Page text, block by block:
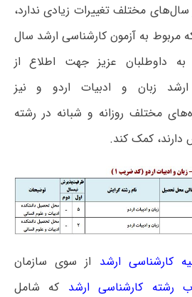
مختلف تغییرات زیادی ندارد،
مربوط به آزمون کارشناسی ارشد سال
داوطلبان عزیز جهت اطلاع از
زبان و ادبیات اردو و نیز
مختلف روزانه و شبانه در رشته
دارند، کمک کند.
کارشناسی ارشد از سوی سازمان
رشته کارشناسی ارشد که شامل